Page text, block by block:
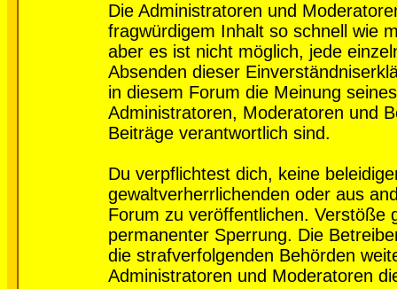
Die Administratoren und
fragwürdigem Inhalt so schnell wie
aber es ist nicht möglich, jede
Absenden dieser
in diesem Forum die Meinung
Administratoren, Moderatoren und
Beiträge verantwortlich sind.
Du verpflichtest dich, keine
gewaltverherrlichenden oder aus
Forum zu veröffentlichen. Verstöße
permanenter Sperrung. Die
die strafverfolgenden Behörden
Administratoren und Moderatoren